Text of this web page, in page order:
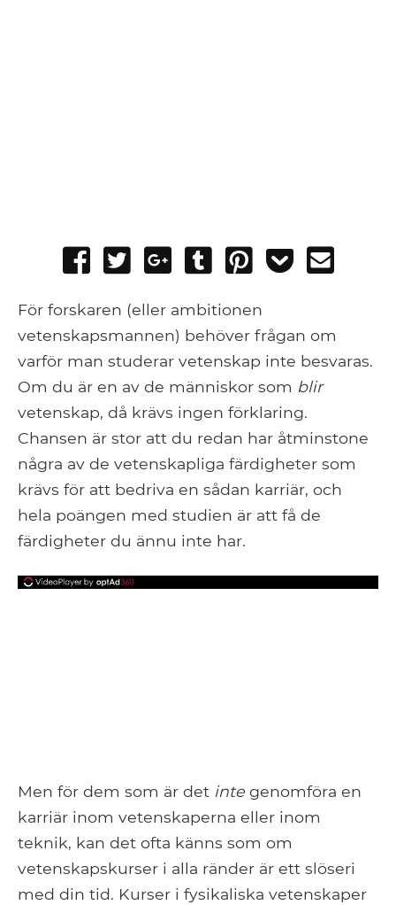
Share
Facebook
Tweet
Share
Google+
Post
Tumblr
Pin
Add
För forskaren (eller ambitionen
vetenskapsmannen) behöver frågan om
varför man studerar vetenskap inte besvaras.
Om du är en av de människor som blir
vetenskap, då krävs ingen förklaring.
Chansen är stor att du redan har åtminstone
några av de vetenskapliga färdigheter som
krävs för att bedriva en sådan karriär, och
hela poängen med studien är att få de
färdigheter du ännu inte har.
Men för dem som är det inte genomföra en
karriär inom vetenskaperna eller inom
teknik, kan det ofta känns som om
vetenskapskurser i alla ränder är ett slöseri
med din tid. Kurser i fysikaliska vetenskaper